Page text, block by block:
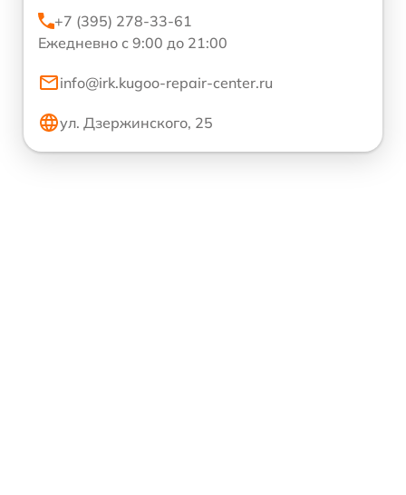
+7 (395) 278-33-61
Ежедневно с 9:00 до 21:00
info@irk.kugoo-repair-center.ru
ул. Дзержинского, 25